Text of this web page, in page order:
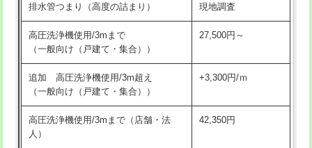
給水管工事※（バンド止め) 3,300円
給水管工事※（支持金具設置)
給水管工事※（保温材使用（バンド止
め込み）)
5,500円
給水管工事※（土の掘削・埋め戻し作
業)
11,000円
排水管つまり（高度の詰まり） 現地調査
高圧洗浄機使用/3mまで
（一般向け（戸建て・集合））
27,500円～
追加 高圧洗浄機使用/3m超え
（一般向け（戸建て・集合））
+3,300円/ｍ
高圧洗浄機使用/3mまで（店舗・法
人）
42,350円